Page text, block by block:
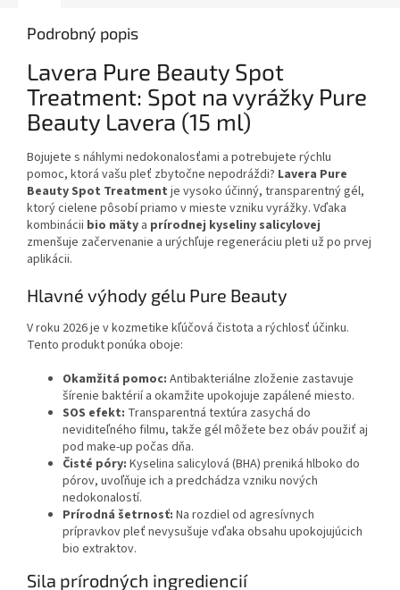
Podrobný popis
Lavera Pure Beauty Spot
Treatment: Spot na vyrážky Pure
Beauty Lavera (15 ml)
Bojujete s náhlymi nedokonalosťami a potrebujete rýchlu
pomoc, ktorá vašu pleť zbytočne nepodráždi? Lavera Pure
Beauty Spot Treatment je vysoko účinný, transparentný gél,
ktorý cielene pôsobí priamo v mieste vzniku vyrážky. Vďaka
kombinácii bio mäty a prírodnej kyseliny salicylovej
zmenšuje začervenanie a urýchľuje regeneráciu pleti už po prvej
aplikácii.
Hlavné výhody gélu Pure Beauty
V roku 2026 je v kozmetike kľúčová čistota a rýchlosť účinku.
Tento produkt ponúka oboje:
Okamžitá pomoc: Antibakteriálne zloženie zastavuje
šírenie baktérií a okamžite upokojuje zapálené miesto.
SOS efekt: Transparentná textúra zasychá do
neviditeľného filmu, takže gél môžete bez obáv použiť aj
pod make-up počas dňa.
Čisté póry: Kyselina salicylová (BHA) preniká hlboko do
pórov, uvoľňuje ich a predchádza vzniku nových
nedokonalostí.
Prírodná šetrnosť: Na rozdiel od agresívnych
prípravkov pleť nevysušuje vďaka obsahu upokojujúcich
bio extraktov.
Sila prírodných ingrediencií